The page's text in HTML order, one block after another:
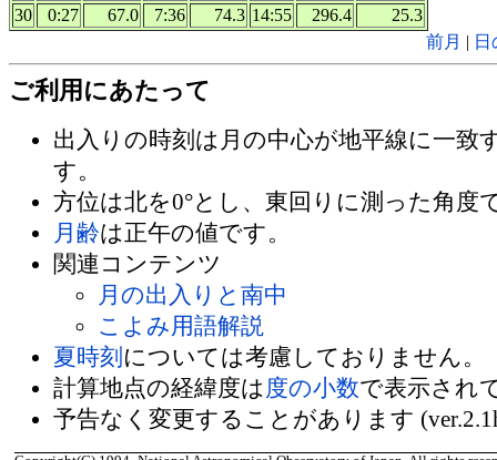
30
0:27 67.0 7:36 74.3 14:55 296.4
25.3
前月 |
ご利用にあたって
出入りの時刻は月の中心が地平線に一致
す。
方位は北を0°とし、東回りに測った角度
月齢は正午の値です。
関連コンテンツ
月の出入りと南中
こよみ用語解説
夏時刻 については考慮しておりません。
計算地点の経緯度は 度の小数で表示され
予告なく変更することがあります